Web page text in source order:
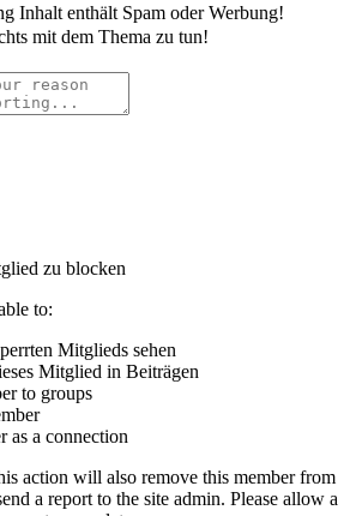
Inhalt enthält Spam oder Werbung!
mit dem Thema zu tun!
zu blocken
to:
Mitglieds sehen
Mitglied in Beiträgen
to groups
as a connection
action will also remove this member from
a report to the site admin. Please allow a